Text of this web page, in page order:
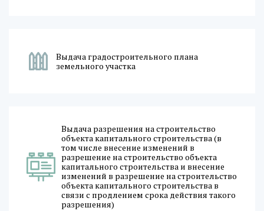
Выдача градостроительного плана
земельного участка
Выдача разрешения на строительство
объекта капитального строительства (в
том числе внесение изменений в
разрешение на строительство объекта
капитального строительства и внесение
изменений в разрешение на строительство
объекта капитального строительства в
связи с продлением срока действия такого
разрешения)